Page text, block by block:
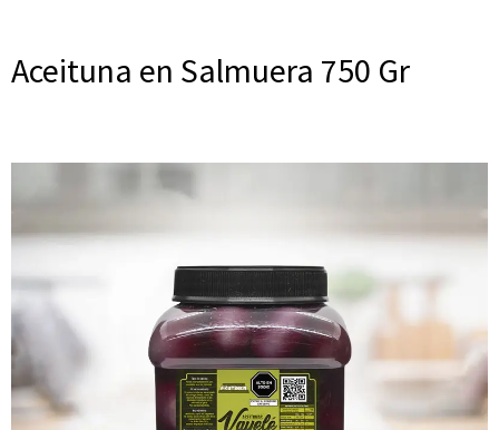
Aceituna en Salmuera 750 Gr